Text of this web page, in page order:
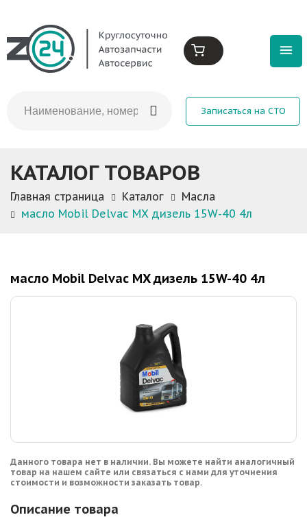
Записаться на СТО
КАТАЛОГ ТОВАРОВ
Главная страница Каталог
Масла
масло Mobil Delvac MX дизель 15W-40 4л
масло Mobil Delvac MX дизель 15W-40 4л
Данного товара нет в наличии. Вы можете найти аналогичный
товар на нашем сайте или связаться с нами для уточнения
стоимости и возможности заказать товар.
Описание товара